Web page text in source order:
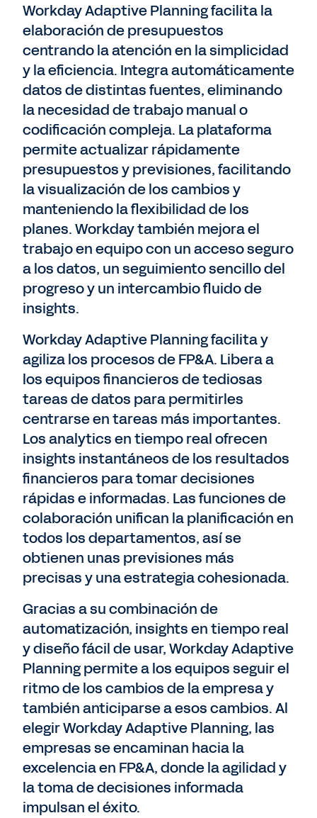
Workday Adaptive Planning facilita la
elaboración de presupuestos
centrando la atención en la simplicidad
y la eficiencia. Integra automáticamente
datos de distintas fuentes, eliminando
la necesidad de trabajo manual o
codificación compleja. La plataforma
permite actualizar rápidamente
presupuestos y previsiones, facilitando
la visualización de los cambios y
manteniendo la flexibilidad de los
planes. Workday también mejora el
trabajo en equipo con un acceso seguro
a los datos, un seguimiento sencillo del
progreso y un intercambio fluido de
insights.
Workday Adaptive Planning facilita y
agiliza los procesos de FP&A. Libera a
los equipos financieros de tediosas
tareas de datos para permitirles
centrarse en tareas más importantes.
Los analytics en tiempo real ofrecen
insights instantáneos de los resultados
financieros para tomar decisiones
rápidas e informadas. Las funciones de
colaboración unifican la planificación en
todos los departamentos, así se
obtienen unas previsiones más
precisas y una estrategia cohesionada.
Gracias a su combinación de
automatización, insights en tiempo real
y diseño fácil de usar, Workday Adaptive
Planning permite a los equipos seguir el
ritmo de los cambios de la empresa y
también anticiparse a esos cambios. Al
elegir Workday Adaptive Planning, las
empresas se encaminan hacia la
excelencia en FP&A, donde la agilidad y
la toma de decisiones informada
impulsan el éxito.